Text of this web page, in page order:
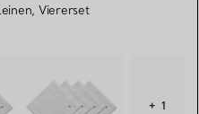
Viererset
+ 1